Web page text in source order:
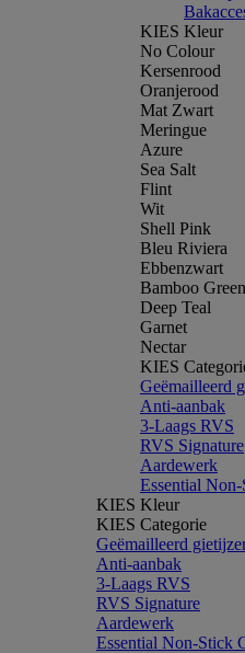
KIES Kleur
No Colour
Kersenrood
Oranjerood
Mat Zwart
Meringue
Azure
Sea Salt
Flint
Wit
Shell Pink
Bleu Riviera
Ebbenzwart
Bamboo Green
Deep Teal
Garnet
Nectar
KIES
Geëmailleerd
Anti-aanbak
3-Laags RVS
RVS Signature
Aardewerk
Essential
KIES Kleur
KIES Categorie
Geëmailleerd
Anti-aanbak
3-Laags RVS
RVS Signature
Aardewerk
Essential Non-Stick